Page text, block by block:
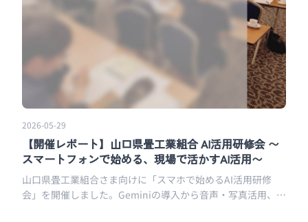
2026-05-29
【開催レポート】山口県畳工業組合 AI活用研修会 〜
スマートフォンで始める、現場で活かすAI活用〜
山口県畳工業組合さま向けに「スマホで始めるAI活用研修
会」を開催しました。Geminiの導入から音声・写真活用、